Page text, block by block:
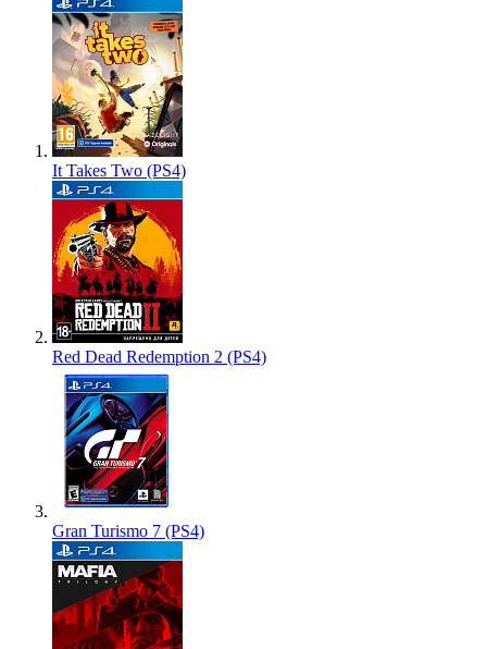
It Takes Two (PS4)
Red Dead Redemption 2 (PS4)
Gran Turismo 7 (PS4)